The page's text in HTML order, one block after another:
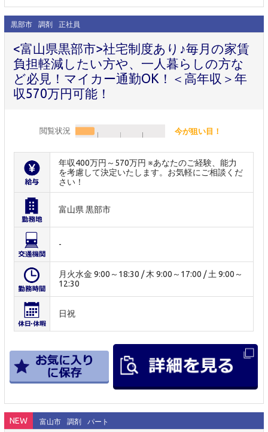
黒部市 調剤 正社員
<富山県黒部市>社宅制度あり♪毎月の家賃
負担軽減したい方や、一人暮らしの方な
ど必見！マイカー通勤OK！＜高年収＞年
収570万円可能！
閲覧状況 今が狙い目！
年収400万円～570万円 ※あなたのご経験、能力
を考慮して決定いたします。お気軽にご相談くだ
さい！
富山県 黒部市
-
月火水金 9:00～18:30 / 木 9:00～17:00 / 土 9:00～
12:30
日祝
NEW 富山市 調剤 パート